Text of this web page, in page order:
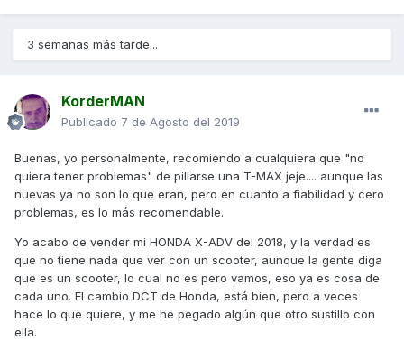
3 semanas más tarde...
KorderMAN
Publicado 7 de Agosto del 2019
Buenas, yo personalmente, recomiendo a cualquiera que "no
quiera tener problemas" de pillarse una T-MAX jeje.... aunque las
nuevas ya no son lo que eran, pero en cuanto a fiabilidad y cero
problemas, es lo más recomendable.
Yo acabo de vender mi HONDA X-ADV del 2018, y la verdad es
que no tiene nada que ver con un scooter, aunque la gente diga
que es un scooter, lo cual no es pero vamos, eso ya es cosa de
cada uno. El cambio DCT de Honda, está bien, pero a veces
hace lo que quiere, y me he pegado algún que otro sustillo con
ella.